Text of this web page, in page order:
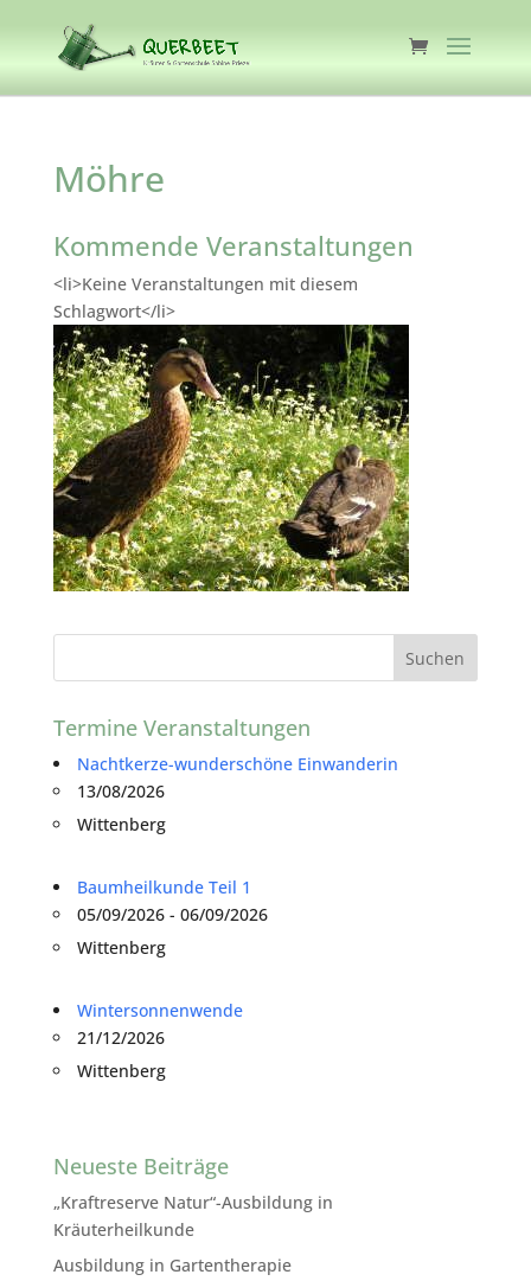
Möhre
Kommende Veranstaltungen
<li>Keine Veranstaltungen mit diesem
Schlagwort</li>
Termine Veranstaltungen
Nachtkerze-wunderschöne Einwanderin
13/08/2026
Wittenberg
Baumheilkunde Teil 1
05/09/2026 - 06/09/2026
Wittenberg
Wintersonnenwende
21/12/2026
Wittenberg
Neueste Beiträge
„Kraftreserve Natur“-Ausbildung in
Kräuterheilkunde
Ausbildung in Gartentherapie